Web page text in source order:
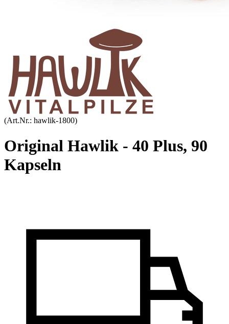
(Art.Nr.: hawlik-1800)
Original Hawlik - 40 Plus, 90
Kapseln